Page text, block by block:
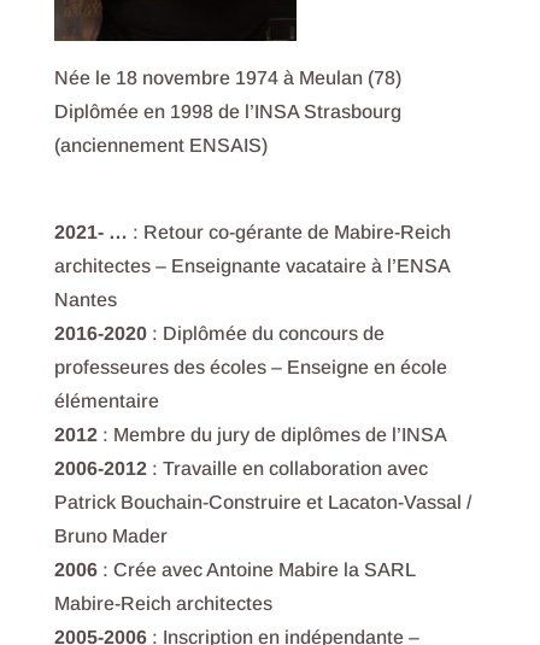
Née le 18 novembre 1974 à Meulan (78)
Diplômée en 1998 de l’INSA Strasbourg
(anciennement ENSAIS)
2021- … : Retour co-gérante de Mabire-Reich
architectes – Enseignante vacataire à l’ENSA
Nantes
2016-2020 : Diplômée du concours de
professeures des écoles – Enseigne en école
élémentaire
2012: Membre du jury de diplômes de l’INSA
2006-2012: Travaille en collaboration avec
Patrick Bouchain-Construire et Lacaton-Vassal /
Bruno Mader
2006: Crée avec Antoine Mabire la SARL
Mabire-Reich architectes
2005-2006: Inscription en indépendante –